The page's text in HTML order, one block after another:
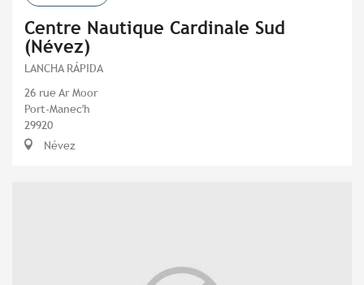
Centre Nautique Cardinale Sud
(Névez)
LANCHA RÁPIDA
26 rue Ar Moor
Port-Manec'h
29920
Névez